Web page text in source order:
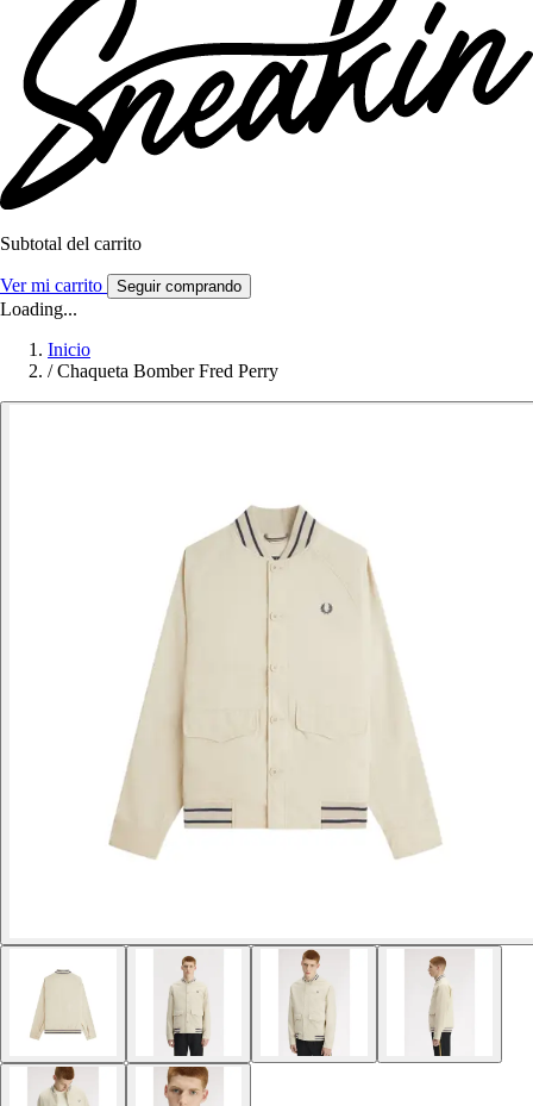
Subtotal del carrito
Ver mi carrito Seguir comprando
Loading...
Inicio
/ Chaqueta Bomber Fred Perry